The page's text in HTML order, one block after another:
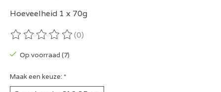
Hoeveelheid 1 x 70g
De beoordeling van dit product is
(0)
Op voorraad (7)
Maak een keuze: *